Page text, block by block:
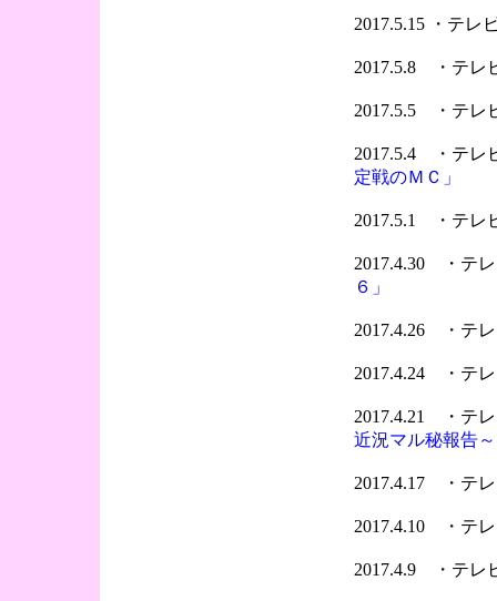
2017.5.15 ・テレ
2017.5.8 ・テレ
2017.5.5 ・テレ
2017.5.4 ・テレ
定戦のＭＣ」
2017.5.1 ・テレ
2017.4.30 ・テ
６」
2017.4.26 ・テ
2017.4.24 ・テ
2017.4.21 ・テ
近況マル秘報告
2017.4.17 ・テ
2017.4.10 ・テ
2017.4.9 ・テレ